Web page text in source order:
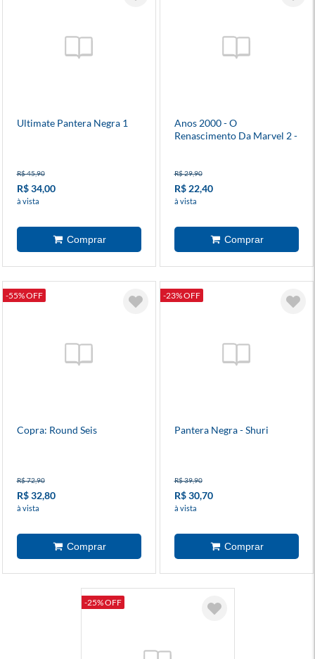
Ultimate Pantera Negra 1
R$ 45,90
R$ 34,00
à vista
Anos 2000 - O
Renascimento Da Marvel 2 -
R$ 29,90
R$ 22,40
à vista
-55% OFF
Copra: Round Seis
R$ 72,90
R$ 32,80
à vista
-23% OFF
Pantera Negra - Shuri
R$ 39,90
R$ 30,70
à vista
-25% OFF